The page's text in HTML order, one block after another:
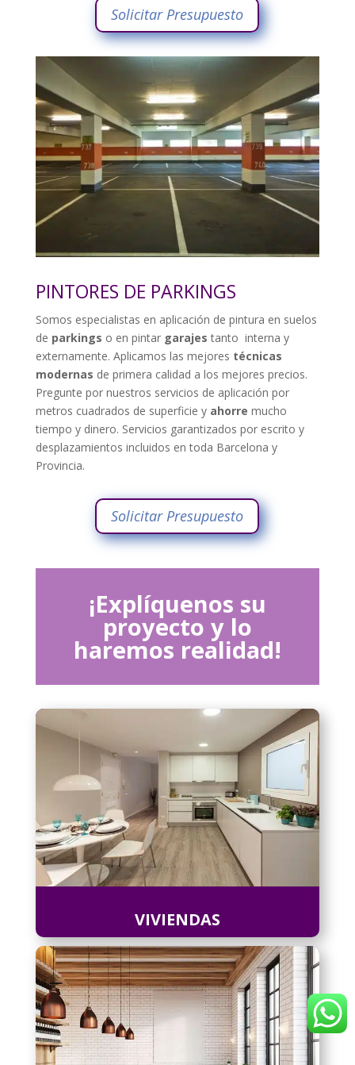
Solicitar Presupuesto
PINTORES DE PARKINGS
Somos especialistas en aplicación de pintura en suelos
de parkings o en pintar garajes tanto interna y
externamente. Aplicamos las mejores técnicas
modernas de primera calidad a los mejores precios.
Pregunte por nuestros servicios de aplicación por
metros cuadrados de superficie y ahorre mucho
tiempo y dinero. Servicios garantizados por escrito y
desplazamientos incluidos en toda Barcelona y
Provincia.
Solicitar Presupuesto
¡Explíquenos su
proyecto y lo
haremos realidad!
VIVIENDAS